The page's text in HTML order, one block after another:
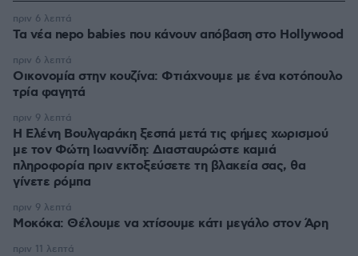
Τα νέα nepo babies που κάνουν απόβαση στο Hollywood
πριν 6 λεπτά
Οικονομία στην κουζίνα: Φτιάχνουμε με ένα κοτόπουλο
τρία φαγητά
πριν 6 λεπτά
Η Ελένη Βουλγαράκη ξεσπά μετά τις φήμες χωρισμού
με τον Φώτη Ιωαννίδη: Διασταυρώστε καμιά
πληροφορία πριν εκτοξεύσετε τη βλακεία σας, θα
γίνετε ρόμπα
πριν 9 λεπτά
Μοκόκα: Θέλουμε να χτίσουμε κάτι μεγάλο στον Άρη
πριν 9 λεπτά
πριν 11 λεπτά